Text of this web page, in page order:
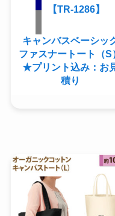
【TR-1286】
キャンバスベーシッ
ファスナートート（S
★プリント込み：お
積り